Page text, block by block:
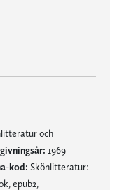
och
1969
kod: Skönlitteratur:
epub2,